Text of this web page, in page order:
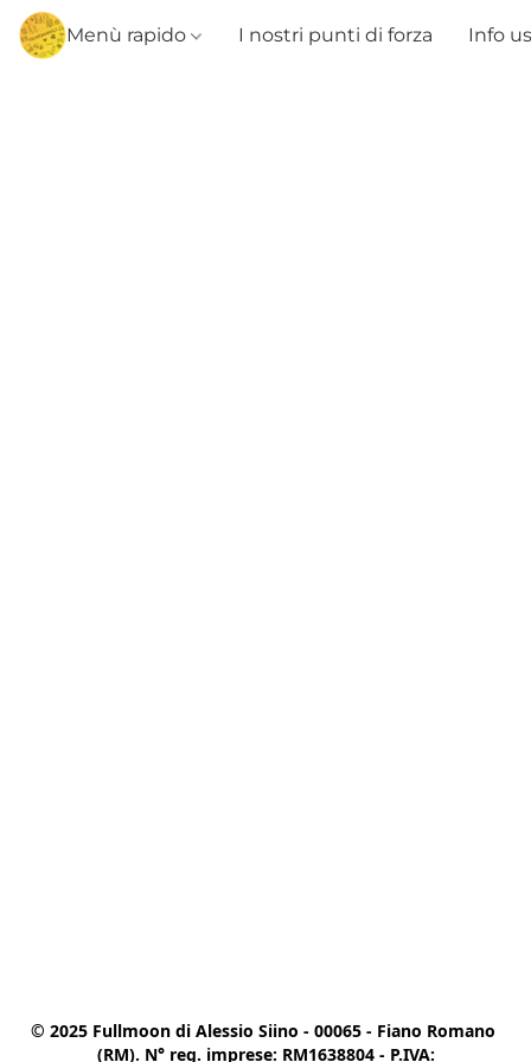
Menù rapido I nostri punti di forza Info
© 2025 Fullmoon di Alessio Siino - 00065 - Fiano Romano
(RM). N° reg. imprese: RM1638804 - P.IVA: